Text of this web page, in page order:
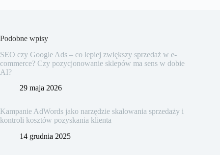
Podobne wpisy
SEO czy Google Ads – co lepiej zwiększy sprzedaż w e-
commerce? Czy pozycjonowanie sklepów ma sens w dobie
AI?
29 maja 2026
Kampanie AdWords jako narzędzie skalowania sprzedaży i
kontroli kosztów pozyskania klienta
14 grudnia 2025